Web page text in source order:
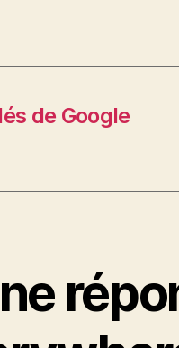
de Google